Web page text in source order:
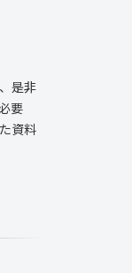
是非
要
資料